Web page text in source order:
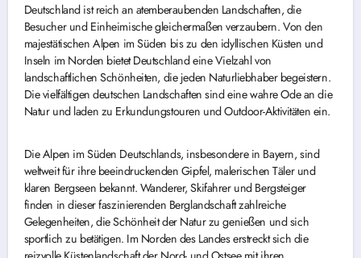
Deutschland ist reich an atemberaubenden Landschaften, die
Besucher und Einheimische gleichermaßen verzaubern. Von den
majestätischen Alpen im Süden bis zu den idyllischen Küsten und
Inseln im Norden bietet Deutschland eine Vielzahl von
landschaftlichen Schönheiten, die jeden Naturliebhaber begeistern.
Die vielfältigen deutschen Landschaften sind eine wahre Ode an die
Natur und laden zu Erkundungstouren und Outdoor-Aktivitäten ein.
Die Alpen im Süden Deutschlands, insbesondere in Bayern, sind
weltweit für ihre beeindruckenden Gipfel, malerischen Täler und
klaren Bergseen bekannt. Wanderer, Skifahrer und Bergsteiger
finden in dieser faszinierenden Berglandschaft zahlreiche
Gelegenheiten, die Schönheit der Natur zu genießen und sich
sportlich zu betätigen. Im Norden des Landes erstreckt sich die